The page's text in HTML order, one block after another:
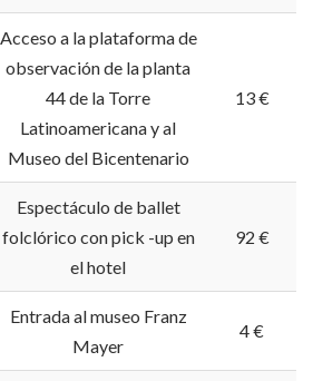
Acceso a la plataforma de
observación de la planta
44 de la Torre
Latinoamericana y al
Museo del Bicentenario
13 €
Espectáculo de ballet
folclórico con pick -up en
el hotel
92 €
Entrada al museo Franz
Mayer
4 €